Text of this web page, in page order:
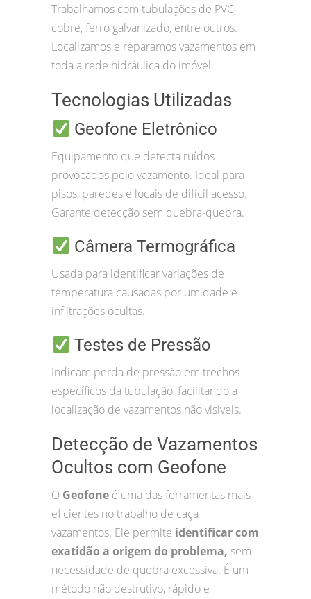
Trabalhamos com tubulações de PVC,
cobre, ferro galvanizado, entre outros.
Localizamos e reparamos vazamentos em
toda a rede hidráulica do imóvel.
Tecnologias Utilizadas
Geofone Eletrônico
Equipamento que detecta ruídos
provocados pelo vazamento. Ideal para
pisos, paredes e locais de difícil acesso.
Garante detecção sem quebra-quebra.
Câmera Termográfica
Usada para identificar variações de
temperatura causadas por umidade e
infiltrações ocultas.
Testes de Pressão
Indicam perda de pressão em trechos
específicos da tubulação, facilitando a
localização de vazamentos não visíveis.
Detecção de Vazamentos
Ocultos com Geofone
O Geofone é uma das ferramentas mais
eficientes no trabalho de caça
vazamentos. Ele permite identificar com
exatidão a origem do problema, sem
necessidade de quebra excessiva. É um
método não destrutivo, rápido e